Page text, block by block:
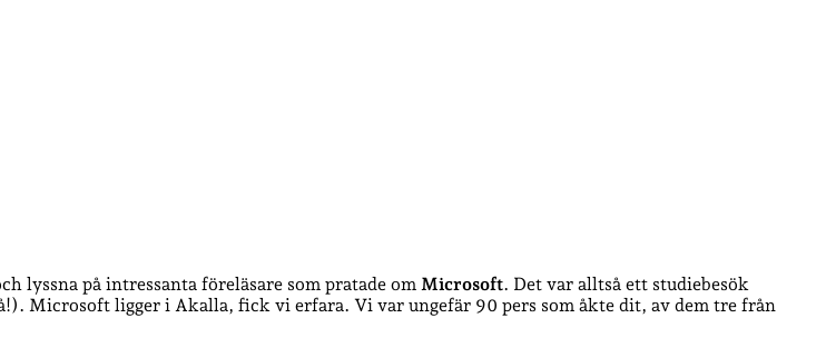
lyssna på intressanta föreläsare som pratade om Microsoft. Det var alltså ett studiebesök
Microsoft ligger i Akalla, fick vi erfara. Vi var ungefär 90 pers som åkte dit, av dem tre från